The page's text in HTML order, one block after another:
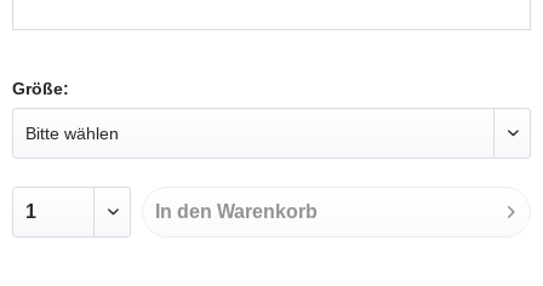
Größe:
In den Warenkorb